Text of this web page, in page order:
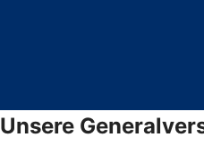
Unsere